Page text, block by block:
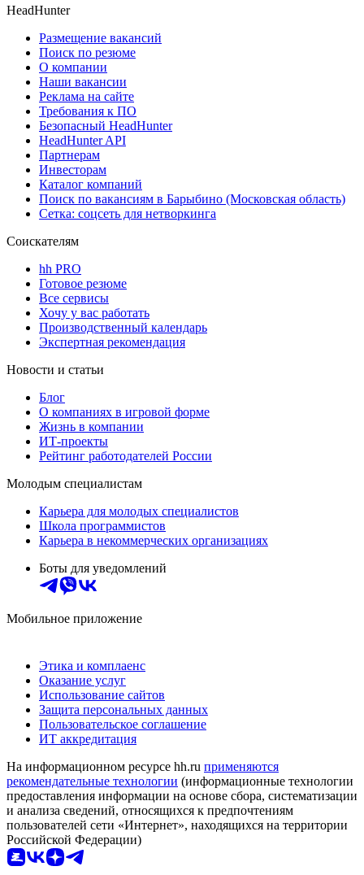
HeadHunter
Размещение вакансий
Поиск по резюме
О компании
Наши вакансии
Реклама на сайте
Требования к ПО
Безопасный HeadHunter
HeadHunter API
Партнерам
Инвесторам
Каталог компаний
Поиск по вакансиям в Барыбино (Московская область)
Сетка: соцсеть для нетворкинга
Соискателям
hh PRO
Готовое резюме
Все сервисы
Хочу у вас работать
Производственный календарь
Экспертная рекомендация
Новости и статьи
Блог
О компаниях в игровой форме
Жизнь в компании
ИТ-проекты
Рейтинг работодателей России
Молодым специалистам
Карьера для молодых специалистов
Школа программистов
Карьера в некоммерческих организациях
Боты для уведомлений
Мобильное приложение
Этика и комплаенс
Оказание услуг
Использование сайтов
Защита персональных данных
Пользовательское соглашение
ИТ аккредитация
На информационном ресурсе hh.ru применяются
рекомендательные технологии (информационные технологии
предоставления информации на основе сбора, систематизации
и анализа сведений, относящихся к предпочтениям
пользователей сети «Интернет», находящихся на территории
Российской Федерации)